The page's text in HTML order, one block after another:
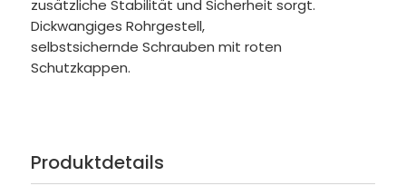
zusätzliche Stabilität und Sicherheit sorgt.
Dickwangiges Rohrgestell,
selbstsichernde Schrauben mit roten
Schutzkappen.
Produktdetails